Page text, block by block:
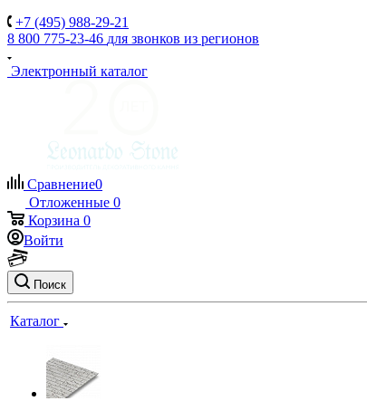
+7 (495) 988-29-21
8 800 775-23-46 для звонков из регионов
Электронный каталог
Сравнение0
Отложенные 0
Корзина 0
Войти
Поиск
Каталог